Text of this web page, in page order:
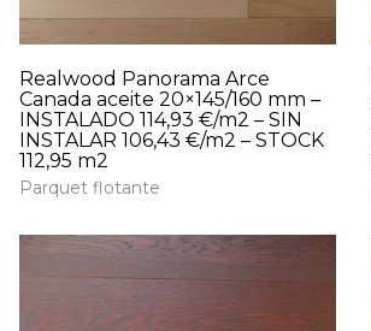
Realwood Panorama Arce
Canada aceite 20×145/160 mm –
INSTALADO 114,93 €/m2 – SIN
INSTALAR 106,43 €/m2 – STOCK
112,95 m2
Parquet flotante